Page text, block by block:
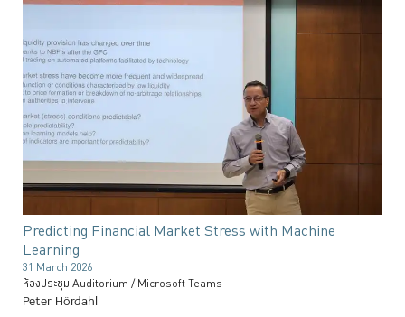
Predicting Financial Market Stress with Machine
Learning
31 March 2026
ห้องประชุม Auditorium / Microsoft Teams
Peter Hördahl